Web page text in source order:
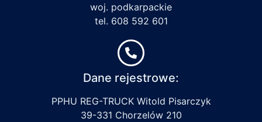
woj. podkarpackie
tel. 608 592 601
Dane rejestrowe:
PPHU REG-TRUCK Witold Pisarczyk
39-331 Chorzelów 210